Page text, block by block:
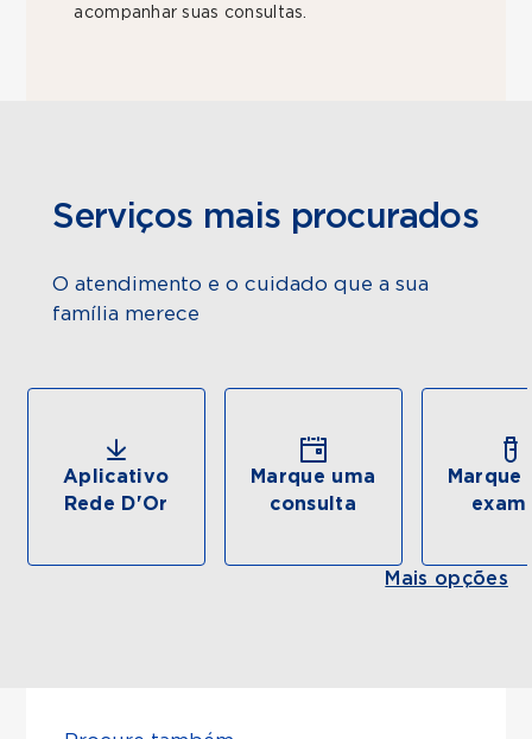
acompanhar suas consultas.
Serviços mais procurados
O atendimento e o cuidado que a sua
família merece
Aplicativo
Rede D'Or
Marque uma
consulta
Marque
Mais opções